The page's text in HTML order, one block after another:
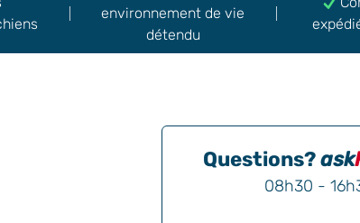
environnement de vie
détendu
Questions?ask
08h30 -